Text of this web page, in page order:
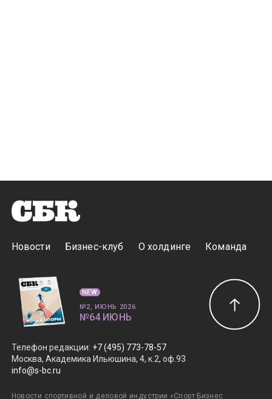
Новости Бизнес-клуб О холдинге Команда
Телефон редакции: +7 (495) 773-78-57
Москва, Академика Ильюшина, 4, к.2, оф.93
info@s-bc.ru
Новости спортивной и деловой индустрии «Спорт Бизнес
NEW
№2, ИЮНЬ 2026
№64 ИЮНЬ